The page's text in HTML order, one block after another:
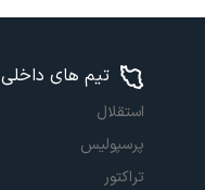
تیم های داخلی
استقلال
پرسپولیس
تراکتور